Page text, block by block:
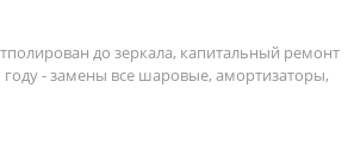
до зеркала, капитальный ремонт
- замены все шаровые, амортизаторы,